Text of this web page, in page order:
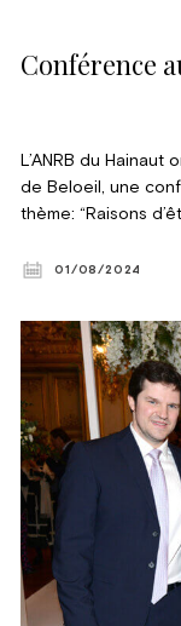
Conférence
L’ANRB du
de Beloeil, une
thème: “Raisons
visite privée du
Beaulieu
01/08/2024